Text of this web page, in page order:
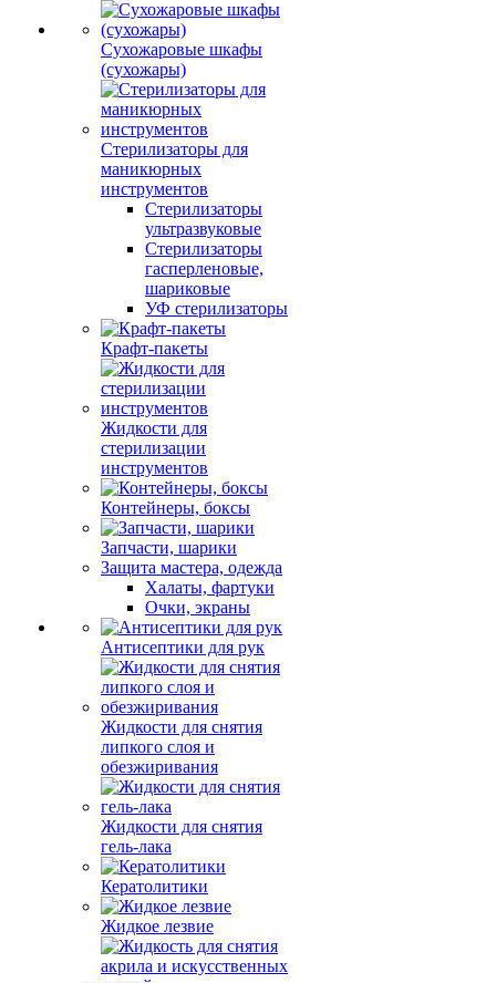
Сухожаровые шкафы
(сухожары)
Стерилизаторы для
маникюрных
инструментов
Стерилизаторы
ультразвуковые
Стерилизаторы
гасперленовые,
шариковые
УФ стерилизаторы
Крафт-пакеты
Жидкости для
стерилизации
инструментов
Контейнеры, боксы
Запчасти, шарики
Защита мастера, одежда
Халаты, фартуки
Очки, экраны
Антисептики для рук
Жидкости для снятия
липкого слоя и
обезжиривания
Жидкости для снятия
гель-лака
Кератолитики
Жидкое лезвие